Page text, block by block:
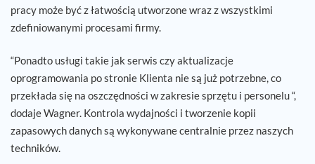
pracy może być z łatwością utworzone wraz z wszystkimi
zdefiniowanymi procesami firmy.
“Ponadto usługi takie jak serwis czy aktualizacje
oprogramowania po stronie Klienta nie są już potrzebne, co
przekłada się na oszczędności w zakresie sprzętu i personelu “,
dodaje Wagner. Kontrola wydajności i tworzenie kopii
zapasowych danych są wykonywane centralnie przez naszych
techników.